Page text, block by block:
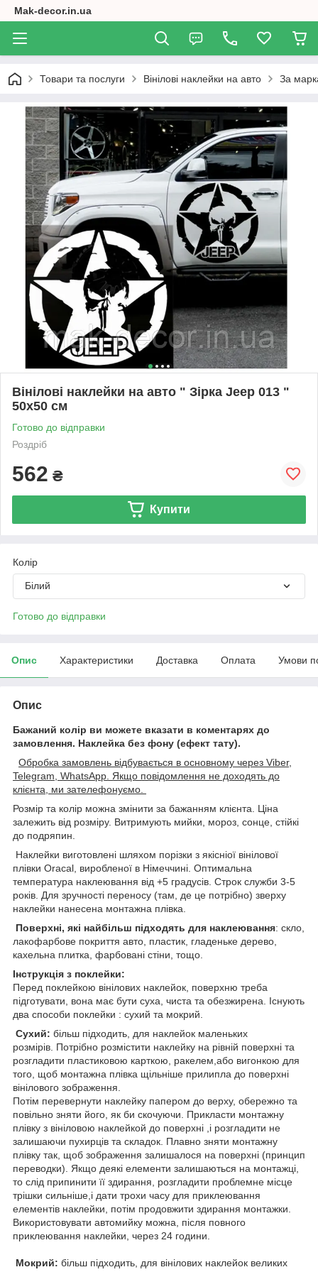
Mak-decor.in.ua
Товари та послуги Вінілові наклейки на авто За
Вінілові наклейки на авто " Зірка Jeep 013 "
50х50 см
Готово до відправки
Роздріб
562 ₴
Купити
Колір
Білий
Готово до відправки
Опис Характеристики Доставка Оплата Умови
Опис
Бажаний колір ви можете вказати в коментарях до
замовлення. Наклейка без фону (ефект тату).
Обробка замовлень відбувається в основному через Viber,
Telegram, WhatsApp. Якщо повідомлення не доходять до
клієнта, ми зателефонуємо.
Розмір та колір можна змінити за бажанням клієнта. Ціна
залежить від розміру. Витримують мийки, мороз, сонце, стійкі
до подряпин.
Наклейки виготовлені шляхом порізки з якісніої вінілової
плівки Oracal, виробленої в Німеччині. Оптимальна
температура наклеювання від +5 градусів. Строк служби 3-5
років. Для зручності переносу (там, де це потрібно) зверху
наклейки нанесена монтажна плівка.
Поверхні, які найбільш підходять для наклеювання: скло,
лакофарбове покриття авто, пластик, гладеньке дерево,
кахельна плитка, фарбовані стіни, тощо.
Інструкція з поклейки:
Перед поклейкою вінілових наклейок, поверхню треба
підготувати, вона має бути суха, чиста та обезжирена. Існують
два способи поклейки : сухий та мокрий.
Сухий: більш підходить, для наклейок маленьких
розмірів. Потрібно розмістити наклейку на рівній поверхні та
розгладити пластиковою карткою, ракелем,або вигонкою для
того, щоб монтажна плівка щільніше прилипла до поверхні
вінілового зображення.
Потім перевернути наклейку папером до верху, обережно та
повільно зняти його, як би скочуючи. Прикласти монтажну
плівку з вініловою наклейкой до поверхні ,і розгладити не
залишаючи пухирців та складок. Плавно зняти монтажну
плівку так, щоб зображення залишалося на поверхні (принцип
переводки). Якщо деякі елементи залишаються на монтажці,
то слід припинити її здирання, розгладити проблемне місце
трішки сильніше,і дати трохи часу для приклеювання
елементів наклейки, потім продовжити здирання монтажки.
Використовувати автомийку можна, після повного
приклеювання наклейки, через 24 години.
Мокрий: більш підходить, для вінілових наклейок великих